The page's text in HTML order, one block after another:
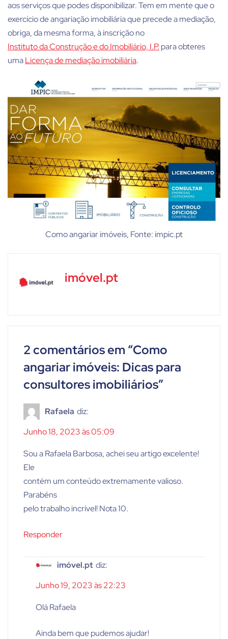
aos serviços que podes disponibilizar. Tem em mente que o
exercício deangariação imobiliáriaque precede a mediação,
obriga, da mesma forma, à inscrição no
Instituto da Construção e do Imobiliário, I.P. para obteres
umaLicença de mediação imobiliária.
Como angariar imóveis, Fonte: impic.pt
imóvel.pt
2 comentários em “Como
angariar imóveis: Dicas para
consultores imobiliários”
Rafaela diz:
Junho 18, 2023 às 05:09
Sou a Rafaela Barbosa, achei seu artigo excelente!
Ele
contém um conteúdo extremamente valioso.
Parabéns
pelo trabalho incrível! Nota 10.
Responder
imóvel.pt diz:
Junho 19, 2023 às 22:23
Olá Rafaela
Ainda bem que pudemos ajudar!